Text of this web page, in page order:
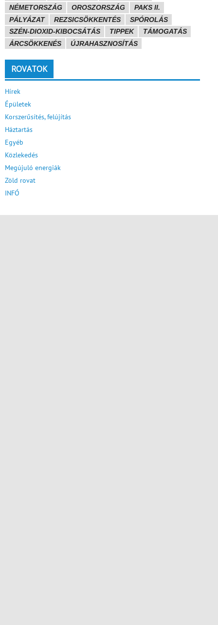
NÉMETORSZÁG
OROSZORSZÁG
PAKS II.
PÁLYÁZAT
REZSICSÖKKENTÉS
SPÓROLÁS
SZÉN-DIOXID-KIBOCSÁTÁS
TIPPEK
TÁMOGATÁS
ÁRCSÖKKENÉS
ÚJRAHASZNOSÍTÁS
ROVATOK
Hírek
Épületek
Korszerűsítés, felújítás
Háztartás
Egyéb
Közlekedés
Megújuló energiák
Zöld rovat
INFÓ